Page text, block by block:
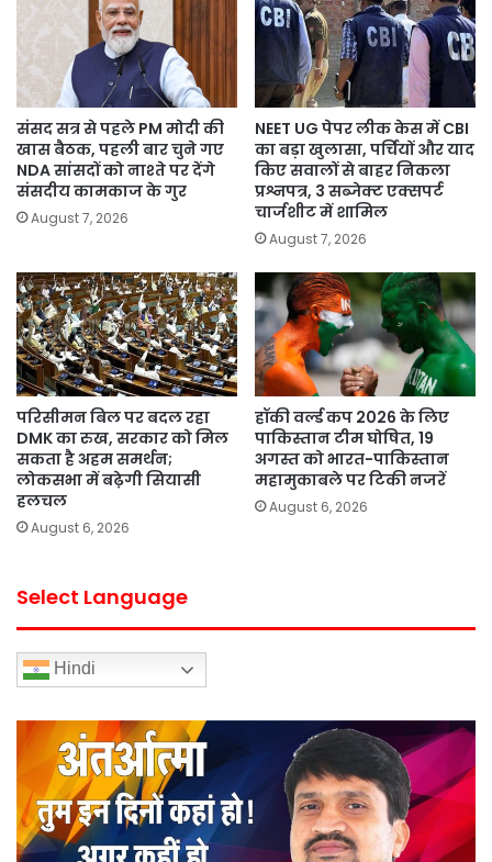
संसद सत्र से पहले PM मोदी की
खास बैठक, पहली बार चुने गए
NDA सांसदों को नाश्ते पर देंगे
संसदीय कामकाज के गुर
August 7, 2026
NEET UG पेपर लीक केस में CBI
का बड़ा खुलासा, पर्चियों और याद
किए सवालों से बाहर निकला
प्रश्नपत्र, 3 सब्जेक्ट एक्सपर्ट
चार्जशीट में शामिल
August 7, 2026
परिसीमन बिल पर बदल रहा
DMK का रुख, सरकार को मिल
सकता है अहम समर्थन;
लोकसभा में बढ़ेगी सियासी
हलचल
August 6, 2026
हॉकी वर्ल्ड कप 2026 के लिए
पाकिस्तान टीम घोषित, 19
अगस्त को भारत-पाकिस्तान
महामुकाबले पर टिकी नजरें
August 6, 2026
Select Language
Hindi